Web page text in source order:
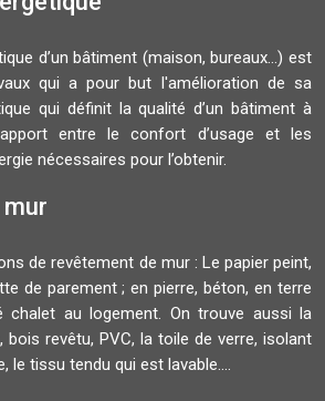
d’un bâtiment (maison, bureaux…) est
qui a pour but l'amélioration de sa
qui définit la qualité d’un bâtiment à
entre le confort d’usage et les
nécessaires pour l’obtenir.
de revêtement de mur : Le papier peint,
de parement ; en pierre, béton, en terre
chalet au logement. On trouve aussi la
bois revêtu, PVC, la toile de verre, isolant
le tissu tendu qui est lavable....